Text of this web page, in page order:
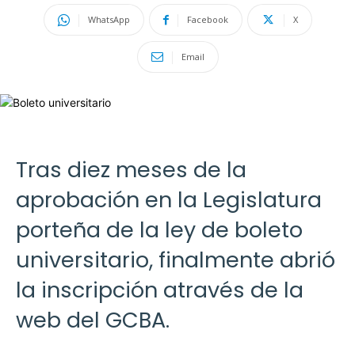
WhatsApp Facebook X
Email
Tras diez meses de la
aprobación en la Legislatura
porteña de la ley de boleto
universitario, finalmente abrió
la inscripción através de la
web del GCBA.